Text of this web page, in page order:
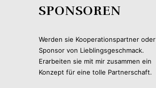
SPONSOREN
Werden sie Kooperationspartner oder
Sponsor von Lieblingsgeschmack.
Erarbeiten sie mit mir zusammen ein
Konzept für eine tolle Partnerschaft.